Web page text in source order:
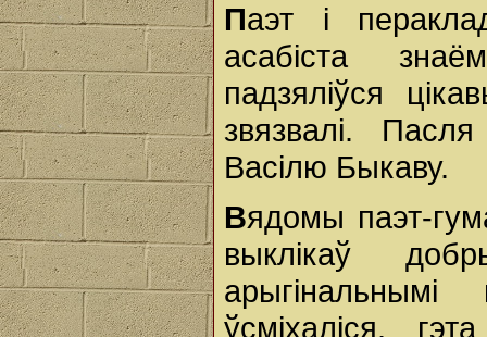
Паэт і
асабіста
падзяліўся
звязвалі.
Васілю Быкаву.
Вядомы паэт-
выклікаў
ўсміхаліся,